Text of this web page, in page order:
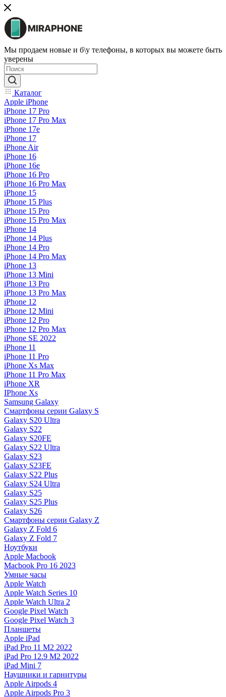
Мы продаем новые и б\у телефоны, в которых вы можете быть
уверены
Каталог
Apple iPhone
iPhone 17 Pro
iPhone 17 Pro Max
iPhone 17e
iPhone 17
iPhone Air
iPhone 16
iPhone 16e
iPhone 16 Pro
iPhone 16 Pro Max
iPhone 15
iPhone 15 Plus
iPhone 15 Pro
iPhone 15 Pro Max
iPhone 14
iPhone 14 Plus
iPhone 14 Pro
iPhone 14 Pro Max
iPhone 13
iPhone 13 Mini
iPhone 13 Pro
iPhone 13 Pro Max
iPhone 12
iPhone 12 Mini
iPhone 12 Pro
iPhone 12 Pro Max
iPhone SE 2022
iPhone 11
iPhone 11 Pro
iPhone Xs Max
iPhone 11 Pro Max
iPhone XR
IPhone Xs
Samsung Galaxy
Смартфоны серии Galaxy S
Galaxy S20 Ultra
Galaxy S22
Galaxy S20FE
Galaxy S22 Ultra
Galaxy S23
Galaxy S23FE
Galaxy S22 Plus
Galaxy S24 Ultra
Galaxy S25
Galaxy S25 Plus
Galaxy S26
Смартфоны серии Galaxy Z
Galaxy Z Fold 6
Galaxy Z Fold 7
Ноутбуки
Apple Macbook
Macbook Pro 16 2023
Умные часы
Apple Watch
Apple Watch Series 10
Apple Watch Ultra 2
Google Pixel Watch
Google Pixel Watch 3
Планшеты
Apple iPad
iPad Pro 11 M2 2022
iPad Pro 12.9 M2 2022
iPad Mini 7
Наушники и гарнитуры
Apple Airpods 4
Apple Airpods Pro 3